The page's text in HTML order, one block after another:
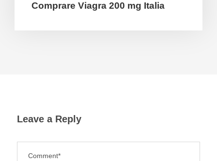
Comprare Viagra 200 mg Italia
Leave a Reply